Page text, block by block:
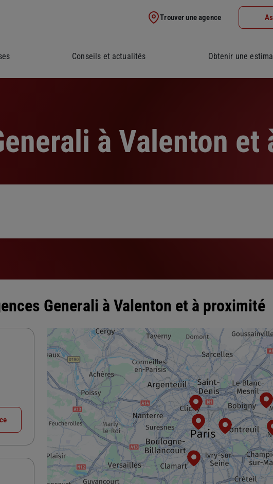
Trouver une agence
Conseils et actualités Obtenir une
à Valenton et
Generali à Valenton et à proximité